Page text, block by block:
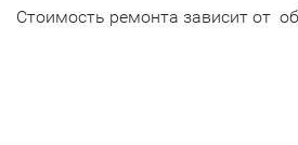
Стоимость ремонта зависит от